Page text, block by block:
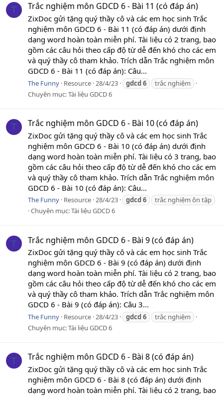
T Trắc nghiệm môn GDCD 6 - Bài 11 (có đáp án)
ZixDoc gửi tặng quý thầy cô và các em học sinh Trắc
nghiệm môn GDCD 6 - Bài 11 (có đáp án) dưới định
dạng word hoàn toàn miễn phí. Tài liệu có 2 trang, bao
gồm các câu hỏi theo cấp độ từ dễ đến khó cho các em
và quý thầy cô tham khảo. Trích dẫn Trắc nghiệm môn
GDCD 6 - Bài 11 (có đáp án): Câu...
The Funny Resource 28/4/23 gdcd6
trắc nghiệm
Chuyên mục:Tài liệu GDCD 6
T Trắc nghiệm môn GDCD 6 - Bài 10 (có đáp án)
ZixDoc gửi tặng quý thầy cô và các em học sinh Trắc
nghiệm môn GDCD 6 - Bài 10 (có đáp án) dưới định
dạng word hoàn toàn miễn phí. Tài liệu có 3 trang, bao
gồm các câu hỏi theo cấp độ từ dễ đến khó cho các em
và quý thầy cô tham khảo. Trích dẫn Trắc nghiệm môn
GDCD 6 - Bài 10 (có đáp án): Câu...
The Funny Resource 28/4/23 gdcd 6
trắc nghiệm ôn tập
Chuyên mục:Tài liệu GDCD 6
T Trắc nghiệm môn GDCD 6 - Bài 9 (có đáp án)
ZixDoc gửi tặng quý thầy cô và các em học sinh Trắc
nghiệm môn GDCD 6 - Bài 9 (có đáp án) dưới định
dạng word hoàn toàn miễn phí. Tài liệu có 2 trang, bao
gồm các câu hỏi theo cấp độ từ dễ đến khó cho các em
và quý thầy cô tham khảo. Trích dẫn Trắc nghiệm môn
GDCD 6 - Bài 9 (có đáp án): Câu 3...
The Funny Resource 28/4/23 gdcd6
trắc nghiệm
Chuyên mục:Tài liệu GDCD 6
T Trắc nghiệm môn GDCD 6 - Bài 8 (có đáp án)
ZixDoc gửi tặng quý thầy cô và các em học sinh Trắc
nghiệm môn GDCD 6 - Bài 8 (có đáp án) dưới định
dạng word hoàn toàn miễn phí. Tài liệu có 2 trang, bao